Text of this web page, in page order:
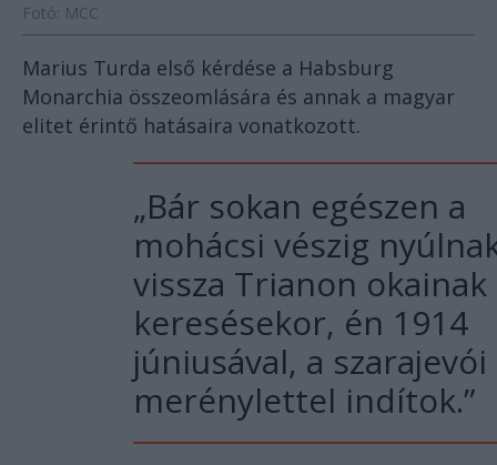
Fotó: MCC
Marius Turda első kérdése a Habsburg
Monarchia összeomlására és annak a magyar
elitet érintő hatásaira vonatkozott.
„Bár sokan egészen a
mohácsi vészig
vissza Trianon okainak
keresésekor, én 1914
júniusával, a szarajevói
merénylettel indítok.”